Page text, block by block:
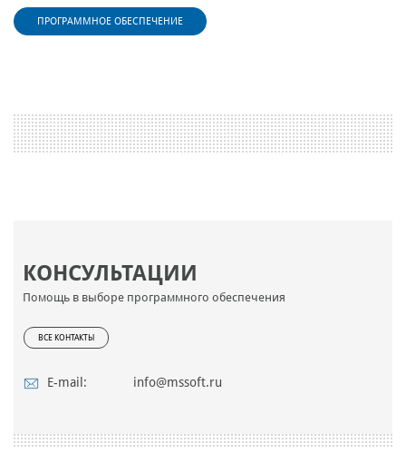
КОНСУЛЬТАЦИИ
Помощь в выборе программного обеспечения
ВСЕ КОНТАКТЫ
E-mail: info@mssoft.ru
ПРОГРАММНОЕ ОБЕСПЕЧЕНИЕ